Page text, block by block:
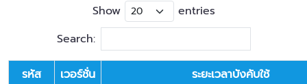
Show
entries
Search:
รหัส เวอร์ชั่น
ระยะเวลาบังคับใช้